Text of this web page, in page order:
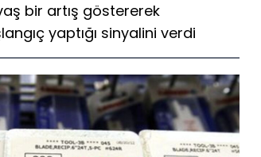
bir artış göstererek
yaptığı sinyalini verdi